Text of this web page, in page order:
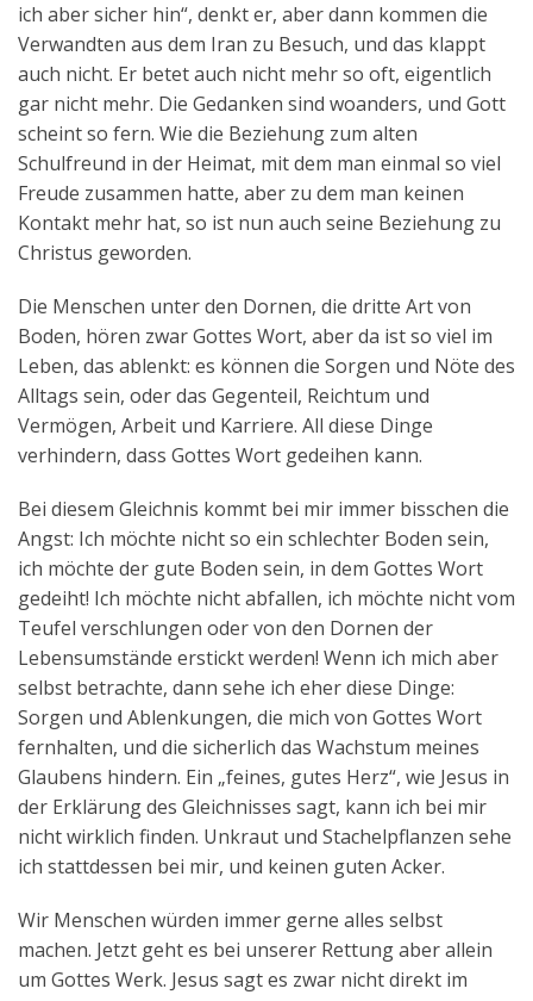
ich aber sicher hin“, denkt er, aber dann kommen die
Verwandten aus dem Iran zu Besuch, und das klappt
auch nicht. Er betet auch nicht mehr so oft, eigentlich
gar nicht mehr. Die Gedanken sind woanders, und Gott
scheint so fern. Wie die Beziehung zum alten
Schulfreund in der Heimat, mit dem man einmal so viel
Freude zusammen hatte, aber zu dem man keinen
Kontakt mehr hat, so ist nun auch seine Beziehung zu
Christus geworden.
Die Menschen unter den Dornen, die dritte Art von
Boden, hören zwar Gottes Wort, aber da ist so viel im
Leben, das ablenkt: es können die Sorgen und Nöte des
Alltags sein, oder das Gegenteil, Reichtum und
Vermögen, Arbeit und Karriere. All diese Dinge
verhindern, dass Gottes Wort gedeihen kann.
Bei diesem Gleichnis kommt bei mir immer bisschen die
Angst: Ich möchte nicht so ein schlechter Boden sein,
ich möchte der gute Boden sein, in dem Gottes Wort
gedeiht! Ich möchte nicht abfallen, ich möchte nicht vom
Teufel verschlungen oder von den Dornen der
Lebensumstände erstickt werden! Wenn ich mich aber
selbst betrachte, dann sehe ich eher diese Dinge:
Sorgen und Ablenkungen, die mich von Gottes Wort
fernhalten, und die sicherlich das Wachstum meines
Glaubens hindern. Ein „feines, gutes Herz“, wie Jesus in
der Erklärung des Gleichnisses sagt, kann ich bei mir
nicht wirklich finden. Unkraut und Stachelpflanzen sehe
ich stattdessen bei mir, und keinen guten Acker.
Wir Menschen würden immer gerne alles selbst
machen. Jetzt geht es bei unserer Rettung aber allein
um Gottes Werk. Jesus sagt es zwar nicht direkt im